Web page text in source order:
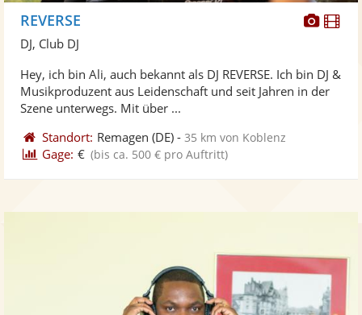
Fotos
REVERSE
DJ, Club DJ
Hey, ich bin Ali, auch bekannt als DJ REVERSE. Ich bin DJ &
Musikproduzent aus Leidenschaft und seit Jahren in der
Szene unterwegs. Mit über ...
Standort: Remagen (DE) -35 km von Koblenz
Gage: € (bis ca. 500 € pro Auftritt)